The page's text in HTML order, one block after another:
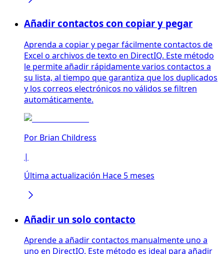
Añadir contactos con copiar y pegar
Aprenda a copiar y pegar fácilmente contactos de
Excel o archivos de texto en DirectIQ. Este método
le permite añadir rápidamente varios contactos a
su lista, al tiempo que garantiza que los duplicados
y los correos electrónicos no válidos se filtren
automáticamente.
Por Brian Childress
|
Última actualización Hace 5 meses
Añadir un solo contacto
Aprende a añadir contactos manualmente uno a
uno en DirectIQ. Este método es ideal para añadir